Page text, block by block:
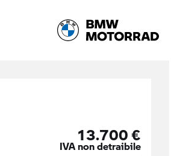
13.700 €
IVA non detraibile